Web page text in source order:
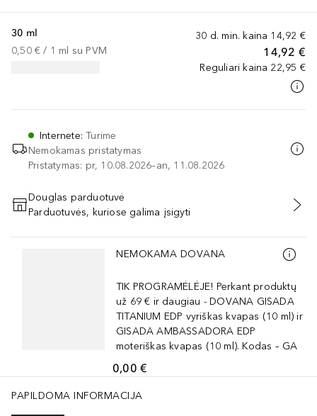
30 d. min. kaina 14,92 €
14,92 €
Reguliari kaina 22,95 €
30 ml
0,50 € / 1 ml su PVM
Internete:Turime
Nemokamas pristatymas
Pristatymas: pr, 10.08.2026–an, 11.08.2026
PRIDĖTI Į KREPŠELĮ
Douglas parduotuvė
Parduotuvės, kuriose galima įsigyti
Praleisti slankiklį
NEMOKAMA DOVANA
TIK PROGRAMĖLĖJE! Perkant produktų
už 69 € ir daugiau - DOVANA GISADA
TITANIUM EDP vyriškas kvapas (10 ml) ir
GISADA AMBASSADORA EDP
moteriškas kvapas (10 ml). Kodas – GA
0,00 €
PAPILDOMA INFORMACIJA